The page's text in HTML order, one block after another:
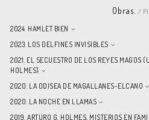
Obras. /
2024. HAMLET BIEN
2023. LOS DELFINES INVISIBLES
2021. EL SECUESTRO DE LOS REYES MAGOS
HOLMES)
2020. LA ODISEA DE MAGALLANES-ELCANO
2020. LA NOCHE EN LLAMAS
2019. ARTURO G. HOLMES, MISTERIOS EN